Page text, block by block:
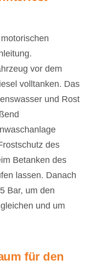
vor dem
volltanken. Das
und Rost
des
Betanken des
lassen. Danach
Bar, um den
und um
für den